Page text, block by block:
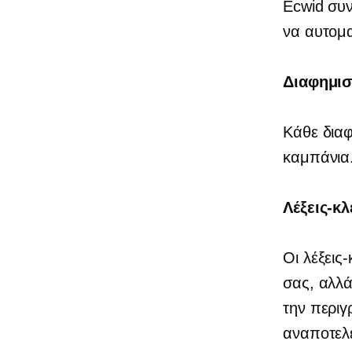
Ecwid
να
Κάθε
Λέξεις-
Οι
σας, αλλά
την